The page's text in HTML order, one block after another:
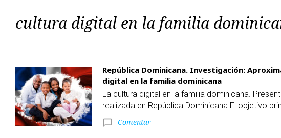
Etiqueta:
digital
en
la
cultura digital en la familia
República Dominicana. Investigación:
digital en la familia dominicana
La cultura digital en la familia dominicana.
realizada en República Dominicana El objetivo
chat_bubble_outline Comentar